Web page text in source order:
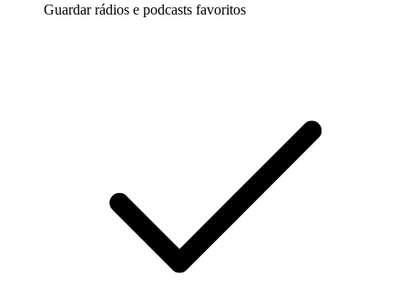
Guardar rádios e podcasts favoritos